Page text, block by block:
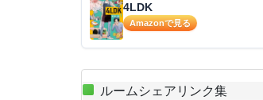
4LDK
Amazonで見る
ルームシェアリンク集